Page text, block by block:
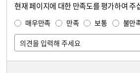
현재 페이지에 대한 만족도를 평가하여 주
매우만족 만족 보통 불만